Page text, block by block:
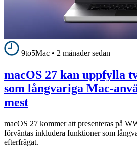
9to5Mac • 2 månader sedan
macOS 27 kan uppfylla
som långvariga Mac-
mest
macOS 27 kommer att presenteras på
förväntas inkludera funktioner som
efterfrågat.